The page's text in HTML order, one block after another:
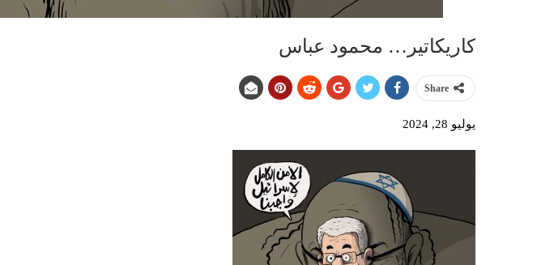
كاريكاتير… محمود عباس
Share
يوليو 28, 2024